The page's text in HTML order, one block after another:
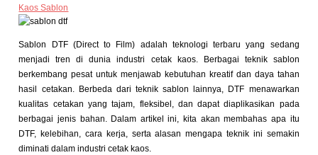
Kaos Sablon
Sablon DTF (Direct to Film) adalah teknologi terbaru yang sedang
menjadi tren di dunia industri cetak kaos. Berbagai teknik sablon
berkembang pesat untuk menjawab kebutuhan kreatif dan daya tahan
hasil cetakan. Berbeda dari teknik sablon lainnya, DTF menawarkan
kualitas cetakan yang tajam, fleksibel, dan dapat diaplikasikan pada
berbagai jenis bahan. Dalam artikel ini, kita akan membahas apa itu
DTF, kelebihan, cara kerja, serta alasan mengapa teknik ini semakin
diminati dalam industri cetak kaos.